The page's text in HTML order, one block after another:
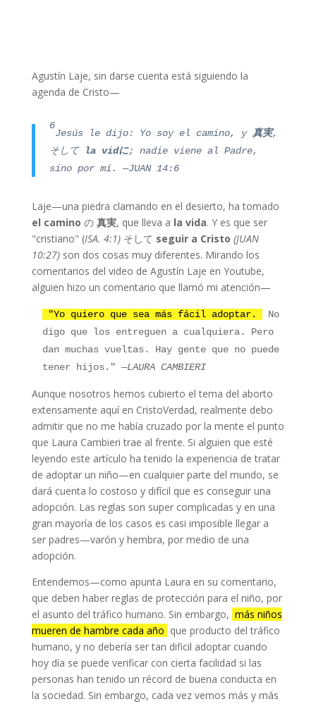
Agustín Laje, sin darse cuenta está siguiendo la
agenda de Cristo—
6
Jesús le dijo: Yo soy el camino, y 真実,
そして la vidに; nadie viene al Padre,
sino por mí. —JUAN 14:6
Laje—una piedra clamando en el desierto, ha tomado
el camino の 真実, que lleva a la vida. Y es que ser
"cristiano" (ISA. 4:1)そして seguir a Cristo (JUAN
10:27)son dos cosas muy diferentes. Mirando los
comentarios del video de Agustín Laje en Youtube,
alguien hizo un comentario que llamó mi atención—
"Yo quiero que sea más fácil adoptar.
No
digo que los entreguen a cualquiera. Pero
dan muchas vueltas. Hay gente que no puede
tener hijos." —LAURA CAMBIERI
Aunque nosotros hemos cubierto el tema del aborto
extensamente aquí en CristoVerdad, realmente debo
admitir que no me había cruzado por la mente el punto
que Laura Cambieri trae al frente. Si alguien que esté
leyendo este artículo ha tenido la experiencia de tratar
de adoptar un niño—en cualquier parte del mundo, se
dará cuenta lo costoso y difícil que es conseguir una
adopción. Las reglas son super complicadas y en una
gran mayoría de los casos es casi imposible llegar a
ser padres—varón y hembra, por medio de una
adopción.
Entendemos—como apunta Laura en su comentario,
que deben haber reglas de protección para el niño, por
el asunto del tráfico humano. Sin embargo, más niños
mueren de hambre cada año que producto del tráfico
humano, y no debería ser tan dificil adoptar cuando
hoy día se puede verificar con cierta facilidad si las
personas han tenido un récord de buena conducta en
la sociedad. Sin embargo, cada vez vemos más y más